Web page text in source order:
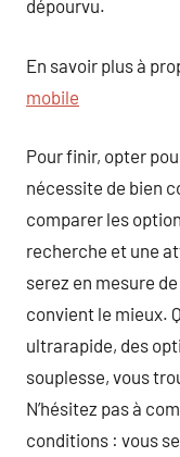
dépourvu.
En savoir plus à
mobile
Pour finir, opter
nécessite de bien
comparer les
recherche et une
serez en mesure
convient le mieux.
ultrarapide, des
souplesse, vous
N’hésitez pas à
conditions : vous